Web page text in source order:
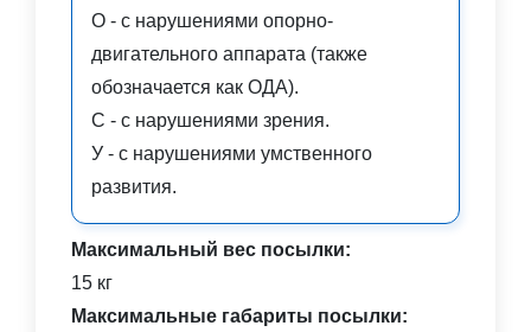
О - с нарушениями опорно-
двигательного аппарата (также
обозначается как ОДА).
С - с нарушениями зрения.
У - с нарушениями умственного
развития.
Максимальный вес посылки:
15 кг
Максимальные габариты посылки: